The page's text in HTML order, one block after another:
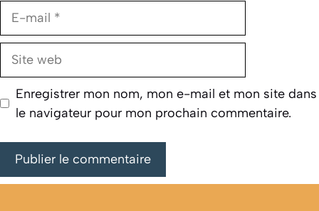
E-
Site
Enregistrer mon nom, mon e-mail et mon site dans
le navigateur pour mon prochain commentaire.